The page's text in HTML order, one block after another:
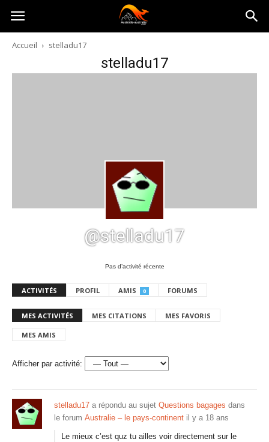
Australia-
australie.com
Accueil stelladu17
stelladu17
@stelladu17
Pas d’activité récente
ACTIVITÉS PROFIL AMIS 0 FORUMS
MES ACTIVITÉS MES CITATIONS MES FAVORIS
MES AMIS
Afficher par activité:
stelladu17 a répondu au sujet Questions bagages dans
le forum Australie – le pays-continent il y a 18 ans
Le mieux c’est quz tu ailles voir directement sur le